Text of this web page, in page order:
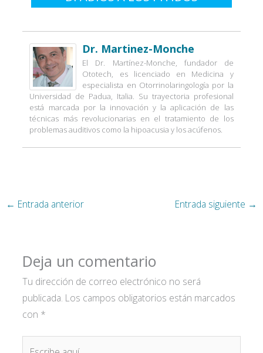
Dr. Martinez-Monche
El Dr. Martínez-Monche, fundador de
Ototech, es licenciado en Medicina y
especialista en Otorrinolaringología por la
Universidad de Padua, Italia. Su trayectoria profesional
está marcada por la innovación y la aplicación de las
técnicas más revolucionarias en el tratamiento de los
problemas auditivos como la hipoacusia y los acúfenos.
← Entrada anterior Entrada siguiente →
Deja un comentario
Tu dirección de correo electrónico no será
publicada. Los campos obligatorios están marcados
con *